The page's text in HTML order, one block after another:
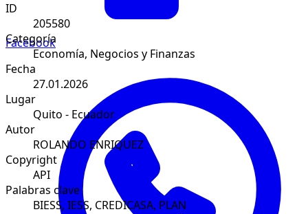
Facebook
ID
205580
Categoría
Economía, Negocios y Finanzas
Fecha
27.01.2026
Lugar
Quito - Ecuador
Autor
ROLANDO ENRIQUEZ
Copyright
API
Palabras clave
BIESS, IESS, CREDICASA, PLAN